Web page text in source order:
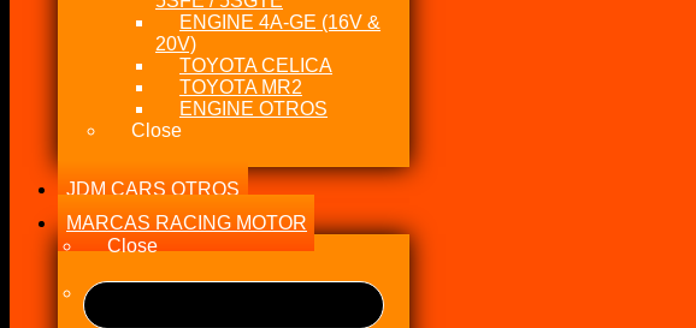
ENGINE 4A-GE (16V &
20V)
TOYOTA CELICA
TOYOTA MR2
ENGINE OTROS
Close
JDM CARS OTROS
MARCAS RACING MOTOR
Close